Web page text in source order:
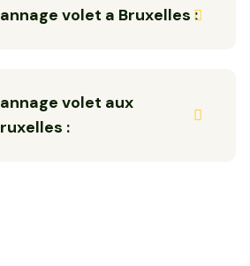
volet a Bruxelles :
volet aux
: